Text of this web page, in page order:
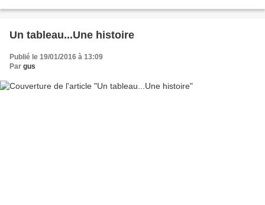
Un tableau...Une histoire
Publié le 19/01/2016 à 13:09
Par gus